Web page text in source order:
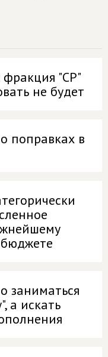
фракция "СР"
не будет
поправках в
заниматься
а искать